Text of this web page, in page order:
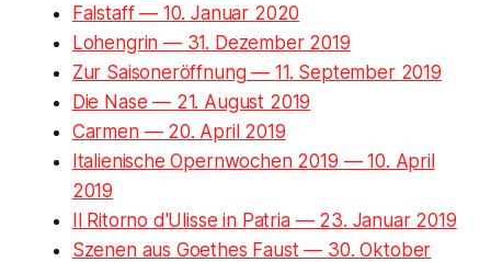
Falstaff — 10. Januar 2020
Lohengrin — 31. Dezember 2019
Zur Saisoneröffnung — 11. September 2019
Die Nase — 21. August 2019
Carmen — 20. April 2019
Italienische Opernwochen 2019 — 10. April
2019
Il Ritorno d'Ulisse in Patria — 23. Januar 2019
Szenen aus Goethes Faust — 30. Oktober